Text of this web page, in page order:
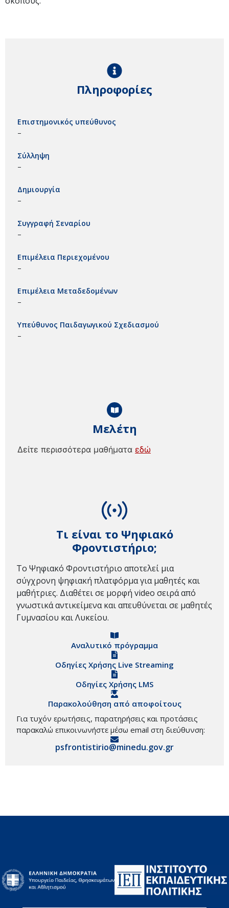
Τι είναι το Ψηφιακό
Φροντιστήριο;
Το Ψηφιακό Φροντιστήριο αποτελεί μια
σύγχρονη ψηφιακή πλατφόρμα για μαθητές και
μαθήτριες. Διαθέτει σε μορφή video σειρά από
γνωστικά αντικείμενα και απευθύνεται σε μαθητές
Γυμνασίου και Λυκείου.
Αναλυτικό πρόγραμμα
Οδηγίες Χρήσης Live Streaming
Οδηγίες Χρήσης LMS
Παρακολούθηση από αποφοίτους
Για τυχόν ερωτήσεις, παρατηρήσεις και προτάσεις
παρακαλώ επικοινωνήστε μέσω email στη διεύθυνση:
psfrontistirio@minedu.gov.gr
Μελέτη
Δείτε περισσότερα μαθήματα εδώ
Πληροφορίες
Επιστημονικός υπεύθυνος
–
Σύλληψη
–
Δημιουργία
–
Συγγραφή Σεναρίου
–
Επιμέλεια Περιεχομένου
–
Επιμέλεια Μεταδεδομένων
–
Υπεύθυνος Παιδαγωγικού Σχεδιασμού
–